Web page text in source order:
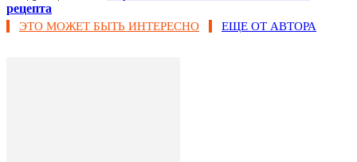
рецепта
ЭТО МОЖЕТ БЫТЬ ИНТЕРЕСНО ЕЩЕ ОТ АВТОРА